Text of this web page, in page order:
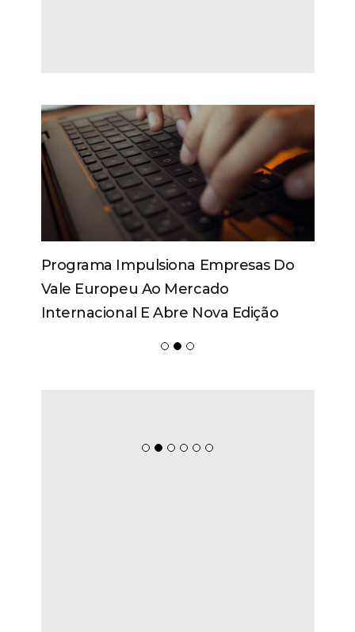
Programa Impulsiona Empresas Do
Vale Europeu Ao Mercado
Internacional E Abre Nova Edição